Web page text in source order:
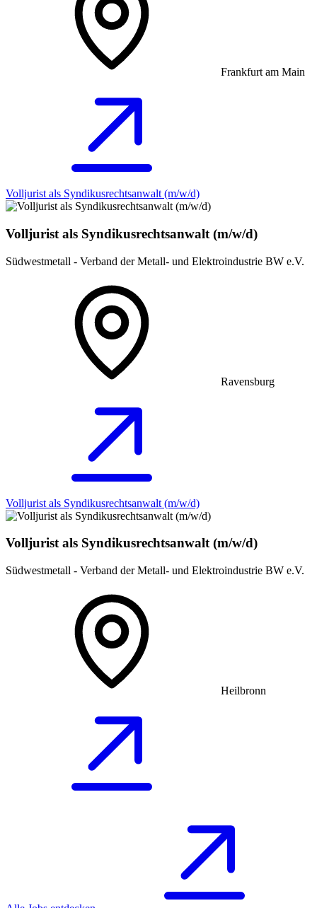
Frankfurt am Main
Volljurist als Syndikusrechtsanwalt (m/w/d)
Volljurist als Syndikusrechtsanwalt (m/w/d)
Südwestmetall - Verband der Metall- und Elektroindustrie BW e.V.
Ravensburg
Volljurist als Syndikusrechtsanwalt (m/w/d)
Volljurist als Syndikusrechtsanwalt (m/w/d)
Südwestmetall - Verband der Metall- und Elektroindustrie BW e.V.
Heilbronn